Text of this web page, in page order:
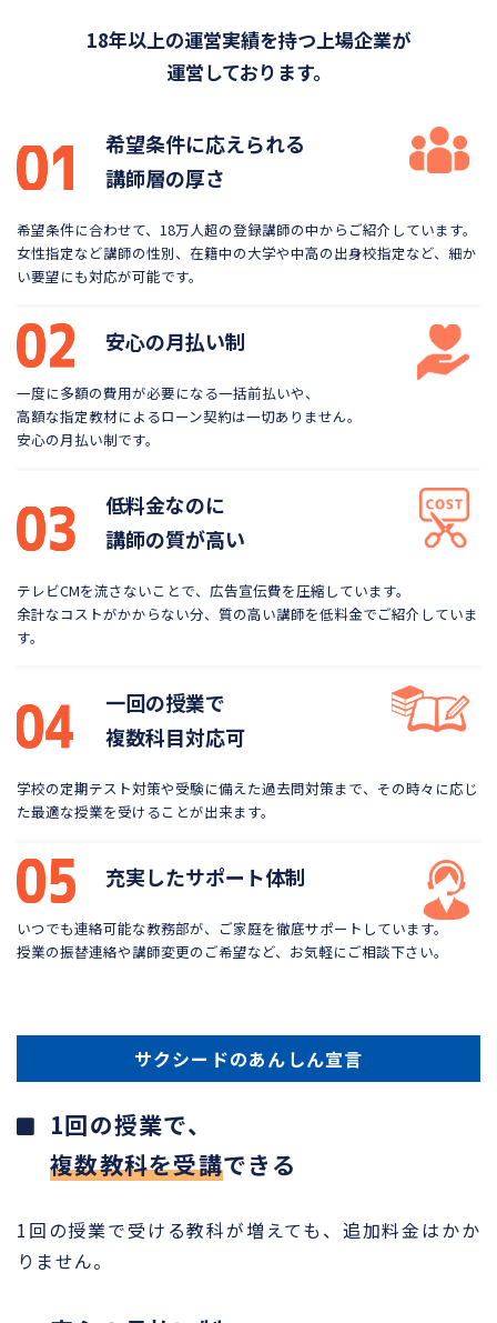
18年以上の運営実績を持つ上場企業が
運営しております。
希望条件に応えられる
講師層の厚さ
希望条件に合わせて、18万人超の登録講師の中から ご紹介しています。
女性指定など講師の性別、在籍中の大学や中高の出身校指定など、細か
い要望にも対応が可能です。
安心の月払い制
一度に多額の費用が必要になる一括前払いや、
高額な指定教材によるローン契約は一切ありません。
安心の月払い制です。
低料金なのに
講師の質が高い
テレビCMを流さないことで、広告宣伝費を圧縮しています。
余計なコストがかからない分、質の高い講師を低料金でご紹介していま
す。
一回の授業で
複数科目対応可
学校の定期テスト対策や受験に備えた過去問対策まで、 その時々に応じ
た最適な授業を受けることが出来ます。
充実したサポート体制
いつでも連絡可能な教務部が、ご家庭を徹底サポートしています。
授業の振替連絡や講師変更のご希望など、お気軽にご相談下さい。
サクシードのあんしん宣言
1回の授業で、
複数教科を受講できる
1回の授業で受ける教科が増えても、追加料金はかか
りません。